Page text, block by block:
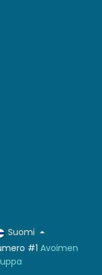
Suomi
#1Avoimen